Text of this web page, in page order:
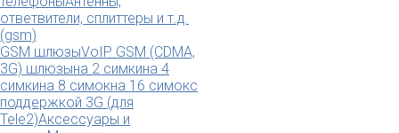
ответвители, сплиттеры и т.д.
(gsm)
GSM шлюзыVoIP GSM (CDMA,
3G) шлюзына 2 симкина 4
симкина 8 симокна 16 симокс
поддержкой 3G (для
Tele2)Аксессуары и